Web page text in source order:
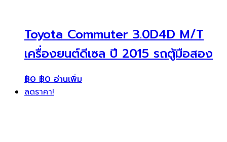
Toyota Commuter 3.0D4D M/T
เครื่องยนต์ดีเซล ปี 2015 รถตู้มือสอง
฿0 ฿0 อ่านเพิ่ม
ลดราคา!